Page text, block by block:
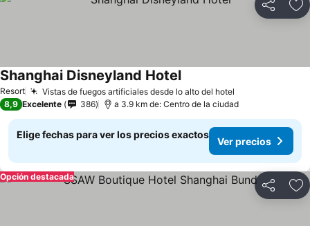
Compartir
Resort Vistas de fuegos artificiales desde lo alto del hotel
Shanghai Disneyland Hotel
8,9 Excelente 386 a 3.9 km de: Centro de la ciudad
Elige fechas para ver los precios exactos
Ver precios
Compartir
Opción destacada